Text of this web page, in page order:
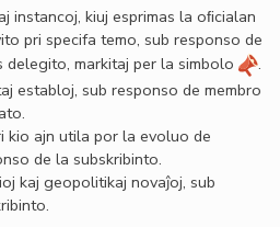
instancoj, kiuj esprimas la oﬁcialan
pri specifa temo, sub responso de
delegito, markitaj per la simbolo
.
establoj, sub responso de membro
kio ajn utila por la evoluo de
de la subskribinto.
kaj geopolitikaj novaĵoj, sub